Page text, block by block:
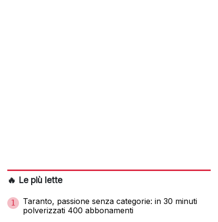
🔥 Le più lette
1
Taranto, passione senza categorie: in 30 minuti
polverizzati 400 abbonamenti